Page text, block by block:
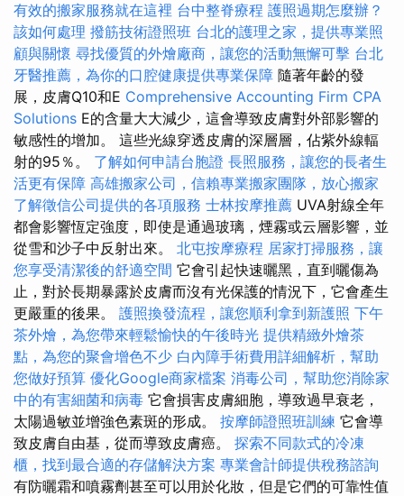
有效的搬家服務就在這裡 台中整脊療程 護照過期怎麼辦？
該如何處理 撥筋技術證照班 台北的護理之家，提供專業照
顧與關懷 尋找優質的外燴廠商，讓您的活動無懈可擊 台北
牙醫推薦，為你的口腔健康提供專業保障 隨著年齡的發
展，皮膚Q10和E Comprehensive Accounting Firm CPA
Solutions E的含量大大減少，這會導致皮膚對外部影響的
敏感性的增加。 這些光線穿透皮膚的深層層，佔紫外線輻
射的95％。 了解如何申請台胞證 長照服務，讓您的長者生
活更有保障 高雄搬家公司，信賴專業搬家團隊，放心搬家
了解徵信公司提供的各項服務 士林按摩推薦 UVA射線全年
都會影響恆定強度，即使是通過玻璃，煙霧或云層影響，並
從雪和沙子中反射出來。 北屯按摩療程 居家打掃服務，讓
您享受清潔後的舒適空間 它會引起快速曬黑，直到曬傷為
止，對於長期暴露於皮膚而沒有光保護的情況下，它會產生
更嚴重的後果。 護照換發流程，讓您順利拿到新護照 下午
茶外燴，為您帶來輕鬆愉快的午後時光 提供精緻外燴茶
點，為您的聚會增色不少 白內障手術費用詳細解析，幫助
您做好預算 優化Google商家檔案 消毒公司，幫助您消除家
中的有害細菌和病毒 它會損害皮膚細胞，導致過早衰老，
太陽過敏並增強色素斑的形成。 按摩師證照班訓練 它會導
致皮膚自由基，從而導致皮膚癌。 探索不同款式的冷凍
櫃，找到最合適的存儲解決方案 專業會計師提供稅務諮詢
有防曬霜和噴霧劑甚至可以用於化妝，但是它們的可靠性值